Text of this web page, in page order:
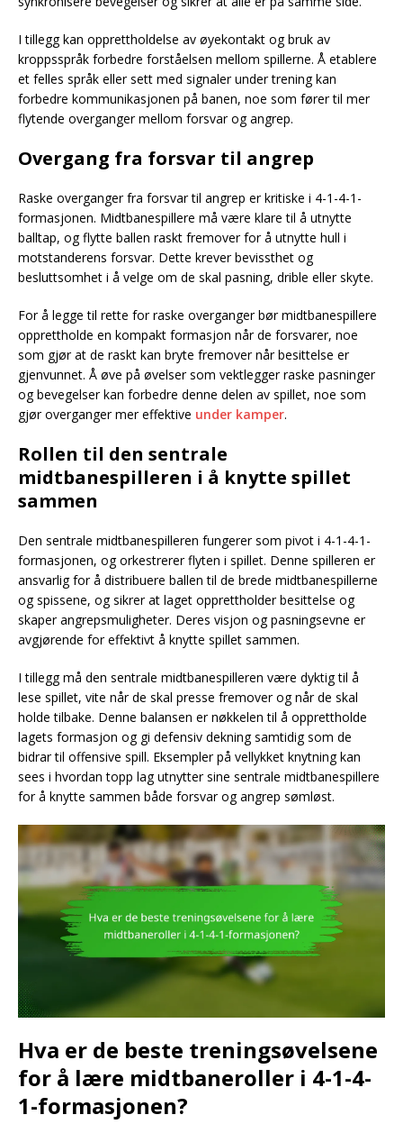
I tillegg kan opprettholdelse av øyekontakt og bruk av
kroppsspråk forbedre forståelsen mellom spillerne. Å etablere
et felles språk eller sett med signaler under trening kan
forbedre kommunikasjonen på banen, noe som fører til mer
flytende overganger mellom forsvar og angrep.
Overgang fra forsvar til angrep
Raske overganger fra forsvar til angrep er kritiske i 4-1-4-1-
formasjonen. Midtbanespillere må være klare til å utnytte
balltap, og flytte ballen raskt fremover for å utnytte hull i
motstanderens forsvar. Dette krever bevissthet og
besluttsomhet i å velge om de skal pasning, drible eller skyte.
For å legge til rette for raske overganger bør midtbanespillere
opprettholde en kompakt formasjon når de forsvarer, noe
som gjør at de raskt kan bryte fremover når besittelse er
gjenvunnet. Å øve på øvelser som vektlegger raske pasninger
og bevegelser kan forbedre denne delen av spillet, noe som
gjør overganger mer effektive under kamper.
Rollen til den sentrale
midtbanespilleren i å knytte spillet
sammen
Den sentrale midtbanespilleren fungerer som pivot i 4-1-4-1-
formasjonen, og orkestrerer flyten i spillet. Denne spilleren er
ansvarlig for å distribuere ballen til de brede midtbanespillerne
og spissene, og sikrer at laget opprettholder besittelse og
skaper angrepsmuligheter. Deres visjon og pasningsevne er
avgjørende for effektivt å knytte spillet sammen.
I tillegg må den sentrale midtbanespilleren være dyktig til å
lese spillet, vite når de skal presse fremover og når de skal
holde tilbake. Denne balansen er nøkkelen til å opprettholde
lagets formasjon og gi defensiv dekning samtidig som de
bidrar til offensive spill. Eksempler på vellykket knytning kan
sees i hvordan topp lag utnytter sine sentrale midtbanespillere
for å knytte sammen både forsvar og angrep sømløst.
Hva er de beste treningsøvelsene
for å lære midtbaneroller i 4-1-4-
1-formasjonen?